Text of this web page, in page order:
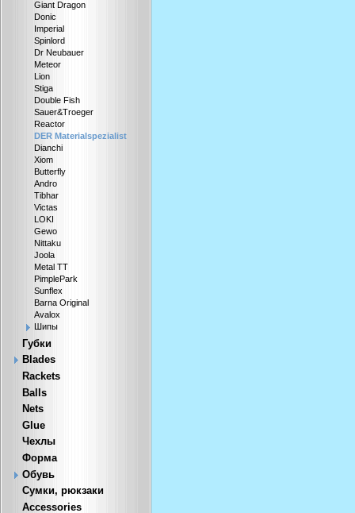
Giant Dragon
Donic
Imperial
Spinlord
Dr Neubauer
Meteor
Lion
Stiga
Double Fish
Sauer&Troeger
Reactor
DER Materialspezialist
Dianchi
Xiom
Butterfly
Andro
Tibhar
Victas
LOKI
Gewo
Nittaku
Joola
Metal TT
PimplePark
Sunflex
Barna Original
Avalox
Шипы
Губки
Blades
Rackets
Balls
Nets
Glue
Чехлы
Форма
Обувь
Сумки, рюкзаки
Accessories